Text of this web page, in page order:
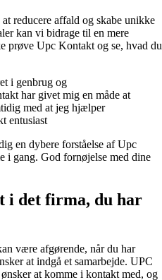
reducere affald og skabe unikke
kan vi bidrage til en mere
prøve Upc Kontakt og se, hvad du
i genbrug og
har givet mig en måde at
med at jeg hjælper
entusiast
en dybere forståelse af Upc
i gang. God fornøjelse med dine
i det firma, du har
være afgørende, når du har
at indgå et samarbejde. UPC
at komme i kontakt med, og